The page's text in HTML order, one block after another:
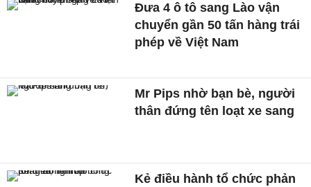
Đưa 4 ô tô sang Lào vận
chuyển gần 50 tấn hàng trái
phép về Việt Nam
Mr Pips nhờ bạn bè, người
thân đứng tên loạt xe sang
Kẻ điều hành tổ chức phản